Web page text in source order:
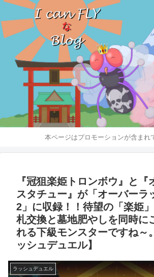
本ページはプロモーションが含まれ
『冠狙楽姫トロンボウ』と『
スタチュー』が「オーバーラ
2」に収録！！待望の「楽姫
札交換と墓地肥やしを同時に
れる下級モンスターですね～
ッシュデュエル】
ラッシュデュエル